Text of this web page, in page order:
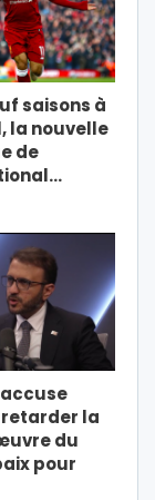
saisons à
la nouvelle
de
la
du
pour